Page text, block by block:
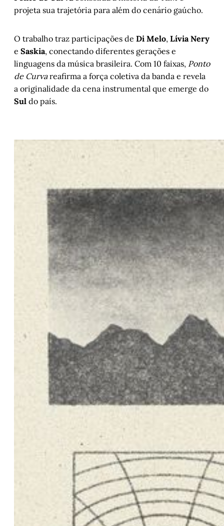
projeta sua trajetória para além do cenário gaúcho.
O trabalho traz participações de Di Melo, Lívia Nery
e Saskia, conectando diferentes gerações e
linguagens da música brasileira. Com 10 faixas, Ponto
de Curvareafirma a força coletiva da banda e revela
a originalidade da cena instrumental que emerge do
Sul do país.